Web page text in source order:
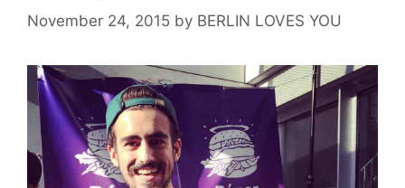
November 24, 2015 by BERLIN LOVES YOU